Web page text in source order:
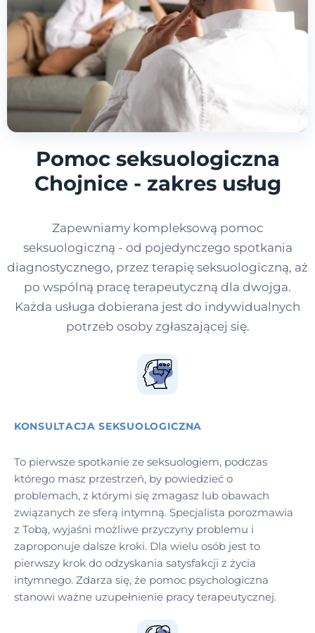
Pomoc seksuologiczna
Chojnice - zakres usług
Zapewniamy kompleksową pomoc
seksuologiczną - od pojedynczego spotkania
diagnostycznego, przez terapię seksuologiczną, aż
po wspólną pracę terapeutyczną dla dwojga.
Każda usługa dobierana jest do indywidualnych
potrzeb osoby zgłaszającej się.
KONSULTACJA SEKSUOLOGICZNA
To pierwsze spotkanie ze seksuologiem, podczas
którego masz przestrzeń, by powiedzieć o
problemach, z którymi się zmagasz lub obawach
związanych ze sferą intymną. Specjalista porozmawia
z Tobą, wyjaśni możliwe przyczyny problemu i
zaproponuje dalsze kroki. Dla wielu osób jest to
pierwszy krok do odzyskania satysfakcji z życia
intymnego. Zdarza się, że pomoc psychologiczna
stanowi ważne uzupełnienie pracy terapeutycznej.